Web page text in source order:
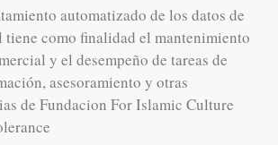
automatizado de los datos de
tiene como finalidad el mantenimiento
y el desempeño de tareas de
asesoramiento y otras
de Fundacion For Islamic Culture